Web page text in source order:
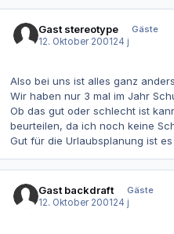
Gast stereotype
Gäste
12. Oktober 2001 24 j
Also bei uns ist alles ganz
Wir haben nur 3 mal im Jahr
Ob das gut oder schlecht ist
beurteilen, da ich noch keine
Gut für die Urlaubsplanung ist es
Gast backdraft
Gäste
12. Oktober 2001 24 j